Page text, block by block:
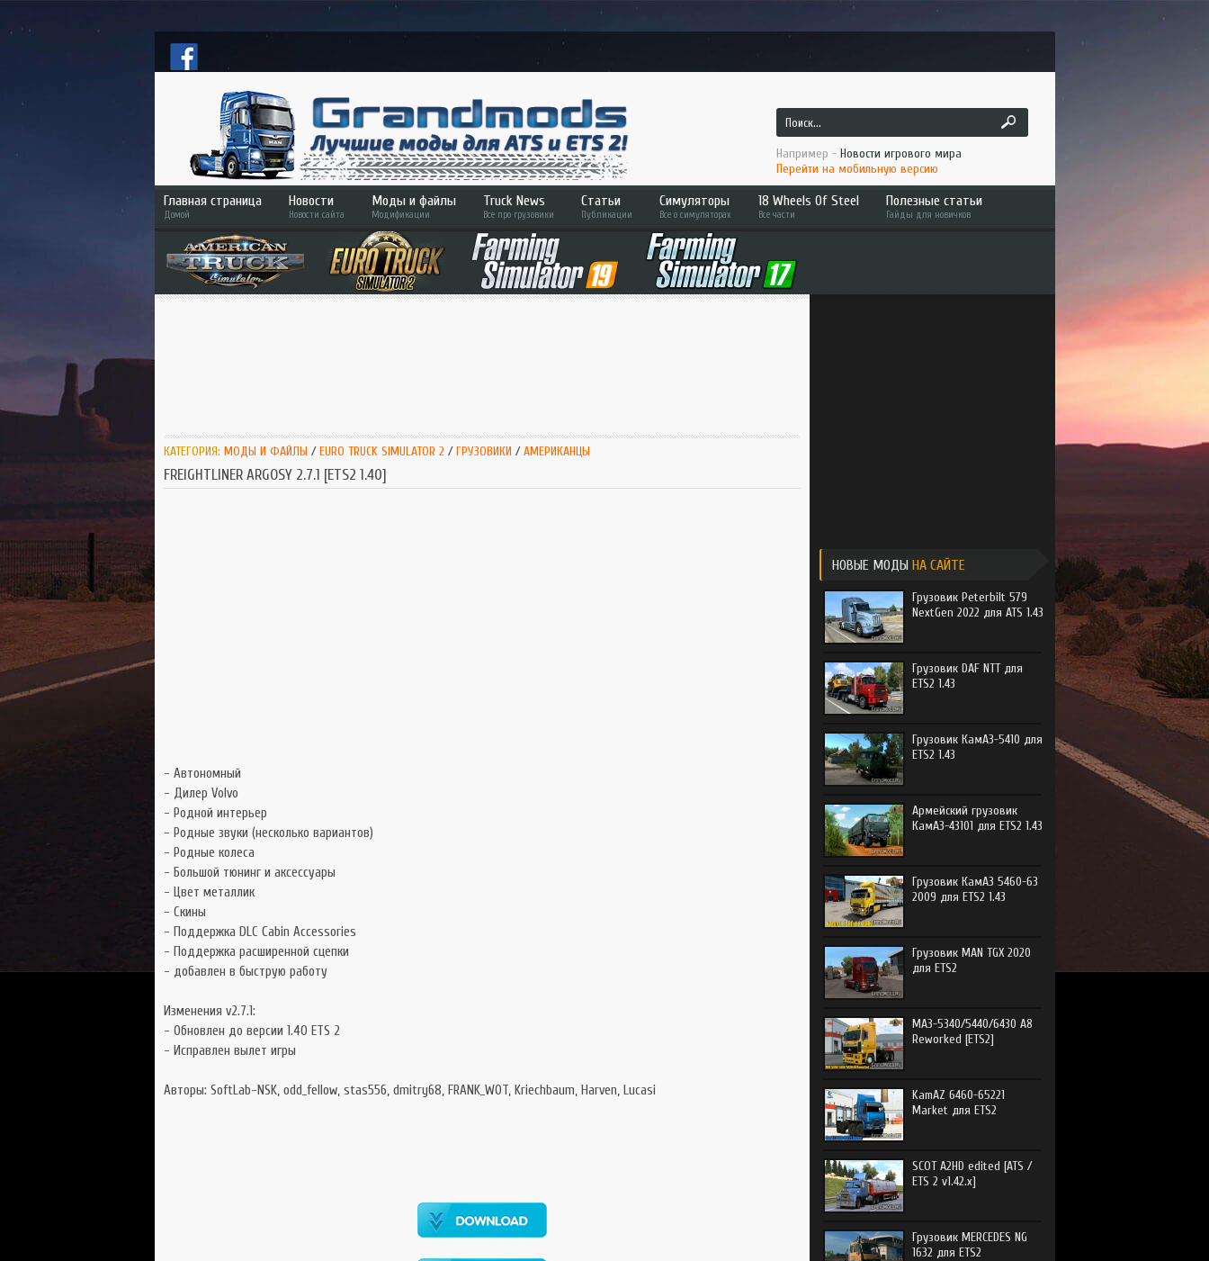
Например - Новости игрового мира
Перейти на мобильную версию
Главная страница
Домой
Новости
Новости сайта
Моды и файлы
Модификации
ETS 2
ATS
Truck News
Все про грузовики
Статьи
Публикации
Симуляторы
Все о симуляторах
ATS
Bus Simulator
Симуляторы
18 Wheels Of Steel
Все части
Hard Truck
Across America
Extreme Trucker 2
Полезные статьи
Гайды для новичков
КАТЕГОРИЯ: МОДЫ И ФАЙЛЫ /EURO TRUCK SIMULATOR 2 /ГРУЗОВИКИ /АМЕРИКАНЦЫ
FREIGHTLINER ARGOSY 2.7.1 [ETS2 1.40]
- Автономный
- Дилер Volvo
- Родной интерьер
- Родные звуки (несколько вариантов)
- Родные колеса
- Большой тюнинг и аксессуары
- Цвет металлик
- Скины
- Поддержка DLC Cabin Accessories
- Поддержка расширенной сцепки
- добавлен в быструю работу
Изменения v2.7.1:
- Обновлен до версии 1.40 ETS 2
- Исправлен вылет игры
Авторы: SoftLab-NSK, odd_fellow, stas556, dmitry68, FRANK_WOT, Kriechbaum, Harven, Lucasi
НОВЫЕ МОДЫ НА САЙТЕ
Грузовик Peterbilt 579
NextGen 2022 для ATS 1.43
Грузовик DAF NTT для
ETS2 1.43
Грузовик КамАЗ-5410 для
ETS2 1.43
Армейский грузовик
КамАЗ-43101 для ETS2 1.43
Грузовик КамАЗ 5460-63
2009 для ETS2 1.43
Грузовик MAN TGX 2020
для ETS2
МАЗ-5340/5440/6430 А8
Reworked [ETS2]
KamAZ 6460-65221
Market для ETS2
SCOT A2HD edited [ATS /
ETS 2 v1.42.x]
Грузовик MERCEDES NG
1632 для ETS2